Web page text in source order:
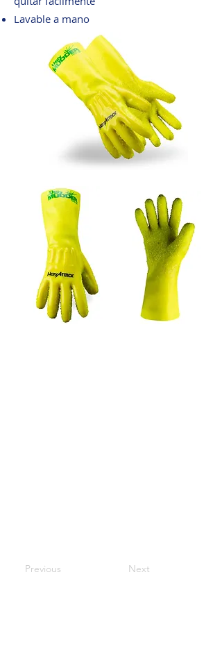
Lavable a mano
Previous Next